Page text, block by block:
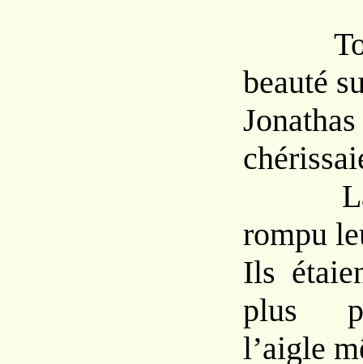
Tous
beauté
La
rompu
Ils
plus
l’aigle